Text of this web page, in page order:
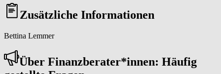
Zusätzliche Informationen
Bettina Lemmer
Über Fi­nanz­be­ra­ter*in­nen: Häufig